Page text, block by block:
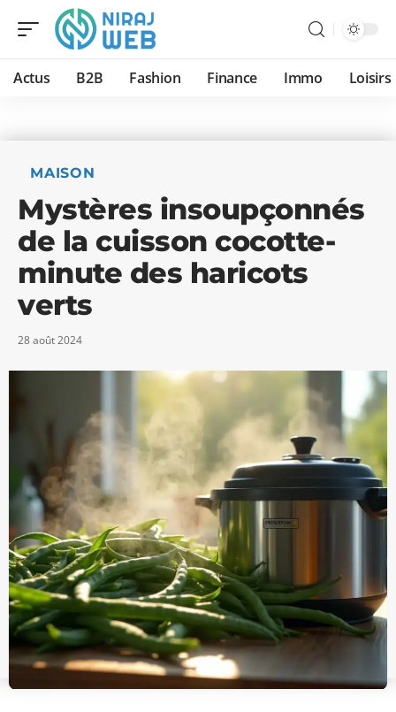
Actus B2B Fashion Finance Immo Loisirs
MAISON
Mystères insoupçonnés
de la cuisson cocotte-
minute des haricots
verts
28 août 2024